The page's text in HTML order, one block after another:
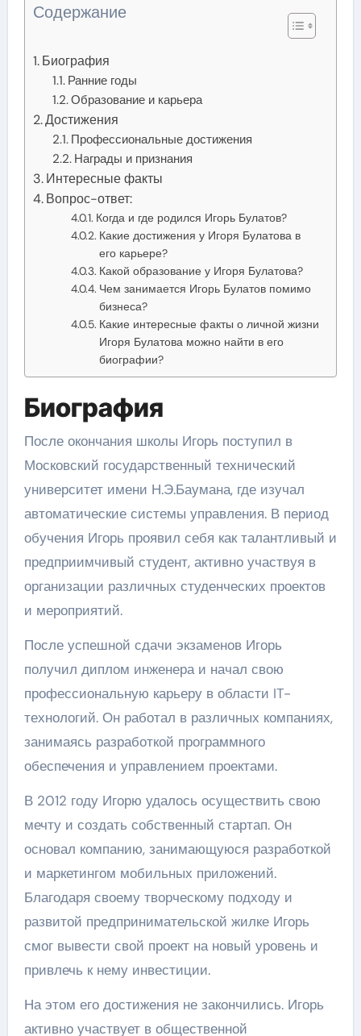
Содержание
Биография
Ранние годы
Образование и карьера
Достижения
Профессиональные достижения
Награды и признания
Интересные факты
Вопрос-ответ:
Когда и где родился Игорь Булатов?
Какие достижения у Игоря Булатова в
его карьере?
Какой образование у Игоря Булатова?
Чем занимается Игорь Булатов помимо
бизнеса?
Какие интересные факты о личной жизни
Игоря Булатова можно найти в его
биографии?
Биография
После окончания школы Игорь поступил в
Московский государственный технический
университет имени Н.Э.Баумана, где изучал
автоматические системы управления. В период
обучения Игорь проявил себя как талантливый и
предприимчивый студент, активно участвуя в
организации различных студенческих проектов
и мероприятий.
После успешной сдачи экзаменов Игорь
получил диплом инженера и начал свою
профессиональную карьеру в области IT-
технологий. Он работал в различных компаниях,
занимаясь разработкой программного
обеспечения и управлением проектами.
В 2012 году Игорю удалось осуществить свою
мечту и создать собственный стартап. Он
основал компанию, занимающуюся разработкой
и маркетингом мобильных приложений.
Благодаря своему творческому подходу и
развитой предпринимательской жилке Игорь
смог вывести свой проект на новый уровень и
привлечь к нему инвестиции.
На этом его достижения не закончились. Игорь
активно участвует в общественной